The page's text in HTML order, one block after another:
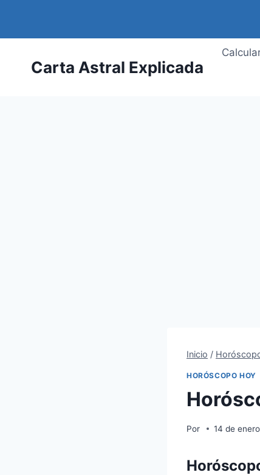
contenido
Carta Astral Explicada
Inicio /
HORÓSCOPO HOY
Por 14 de